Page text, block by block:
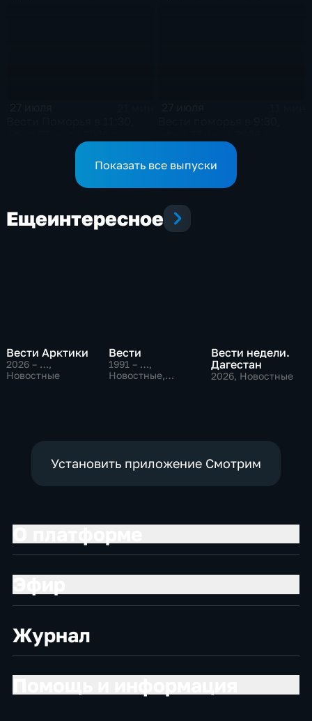
Показать все выпуски
Ещеинтересное
Вести Арктики
2026 – …,
Новостные
Вести
1991 – …,
Новостные,
Вести недели.
Дагестан
2026, Новостные
Установить приложение Смотрим
Журнал